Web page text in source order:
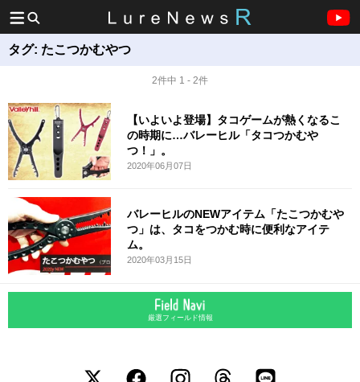
タグ: たこつかむやつ
2件中 1 - 2件
【いよいよ登場】タコゲームが熱くなるこ
の時期に…バレーヒル「タコつかむや
つ！」。
2020年06月07日
バレーヒルのNEWアイテム「たこつかむや
つ」は、タコをつかむ時に便利なアイテ
ム。
2020年03月15日
厳選フィールド情報